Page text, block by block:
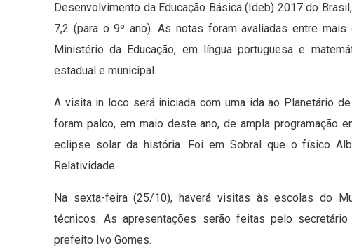
Desenvolvimento da Educação Básica (Ideb) 2017 do
7,2 (para o 9º ano). As notas foram avaliadas entre
Ministério da Educação, em língua portuguesa e
estadual e municipal.
A visita in loco será iniciada com uma ida ao Planetário
foram palco, em maio deste ano, de ampla programação
eclipse solar da história. Foi em Sobral que o físico
Relatividade.
Na sexta-feira (25/10), haverá visitas às escolas do
técnicos. As apresentações serão feitas pelo
prefeito Ivo Gomes.